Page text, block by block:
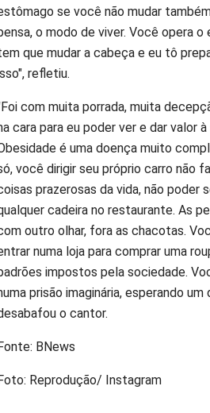
se você não mudar
o modo de viver. Você opera o
que mudar a cabeça e eu tô
refletiu.
com muita porrada, muita
cara para eu poder ver e dar valor à
é uma doença muito
você dirigir seu próprio carro não
prazerosas da vida, não poder
cadeira no restaurante. As
outro olhar, fora as chacotas.
numa loja para comprar uma
impostos pela sociedade.
prisão imaginária, esperando um
o cantor.
BNews
Reprodução/ Instagram